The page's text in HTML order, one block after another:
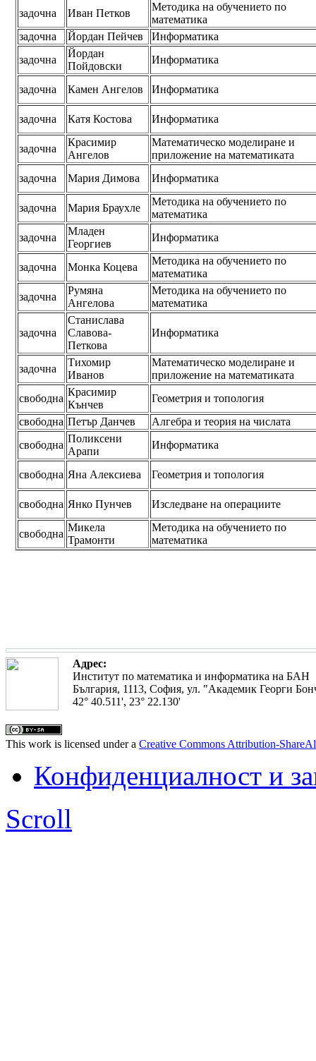
задочна Иван Петков
Методика на обучението по
математика
задочна
Йордан Пейчев
Информатика
задочна
Йордан
Пойдовски
Информатика
задочна Камен Ангелов Информатика
задочна Катя Костова Информатика
задочна
Красимир
Ангелов
Математическо моделиране и
приложение на математиката
задочна
Мария Димова Информатика
задочна Мария Браухле
Методика на обучението по
математика
задочна
Младен
Георгиев
Информатика
задочна Монка Коцева
Методика на обучението по
математика
задочна
Румяна
Ангелова
Методика на обучението по
математика
задочна
Станислава
Славова-
Петкова
Информатика
задочна
Тихомир
Иванов
Математическо моделиране и
приложение на математиката
свободна
Красимир
Кънчев
Геометрия и топология
свободна Петър Данчев
Алгебра и теория на числата
свободна
Поликсени
Арапи
Информатика
свободна Яна Алексиева Геометрия и топология
свободна Янко Пунчев Изследване на операциите
свободна
Микела
Трамонти
Методика на обучението по
математика
Адрес:
Институт по математика и информатика на БАН
България, 1113, София, ул. "Академик Георги
42° 40.511', 23° 22.130'
This work is licensed under a Creative Commons Attribution-
Конфиденциалност и
Scroll